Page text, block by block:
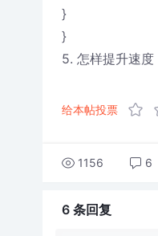
}
}
5. 怎样提升速
给本帖投票
1156 6
6 条回复